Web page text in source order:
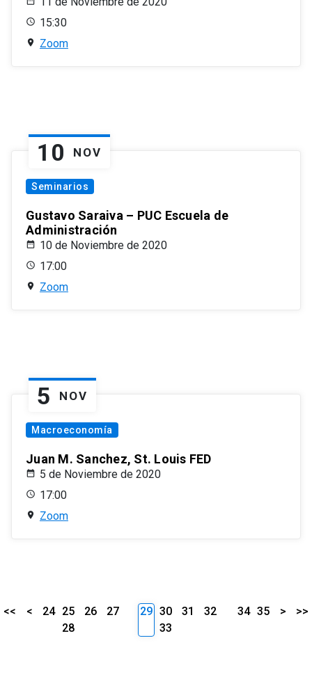
15:30
Zoom
10 NOV
Seminarios
Gustavo Saraiva – PUC Escuela de
Administración
10 de Noviembre de 2020
17:00
Zoom
5 NOV
Macroeconomía
Juan M. Sanchez, St. Louis FED
5 de Noviembre de 2020
17:00
Zoom
<< < 24 25 26
27
28
29 30 31
32
33
34 35 > >>